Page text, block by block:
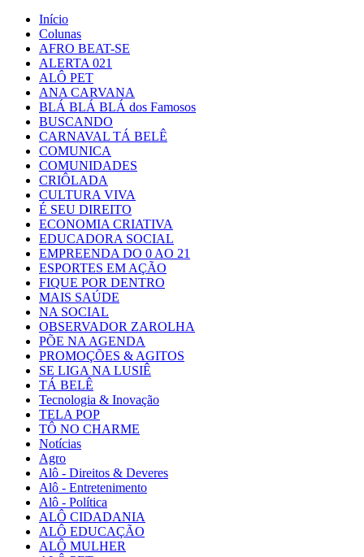
Início
Colunas
AFRO BEAT-SE
ALERTA 021
ALÔ PET
ANA CARVANA
BLÁ BLÁ BLÁ dos Famosos
BUSCANDO
CARNAVAL TÁ BELÊ
COMUNICA
COMUNIDADES
CRIÔLADA
CULTURA VIVA
É SEU DIREITO
ECONOMIA CRIATIVA
EDUCADORA SOCIAL
EMPREENDA DO 0 AO 21
ESPORTES EM AÇÃO
FIQUE POR DENTRO
MAIS SAÚDE
NA SOCIAL
OBSERVADOR ZAROLHA
PÕE NA AGENDA
PROMOÇÕES & AGITOS
SE LIGA NA LUSIÊ
TÁ BELÊ
Tecnologia & Inovação
TELA POP
TÔ NO CHARME
Notícias
Agro
Alô - Direitos & Deveres
Alô - Entretenimento
Alô - Política
ALÔ CIDADANIA
ALÔ EDUCAÇÃO
ALÔ MULHER